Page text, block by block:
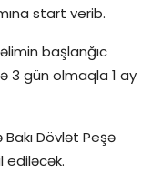
start verib.
başlanğıc
3 gün olmaqla 1 ay
Dövlət Peşə
ediləcək.